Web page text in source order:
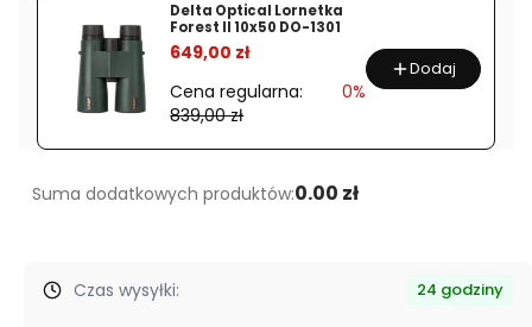
DOT
PICATINNY
IPX8
SOLAR
Delta Optical Lornetka
Forest II 10x50 DO-1301
649,00 zł
Cena regularna:
839,00 zł
0%
Dodaj
Suma dodatkowych produktów:0.00 zł
Czas wysyłki: 24 godziny